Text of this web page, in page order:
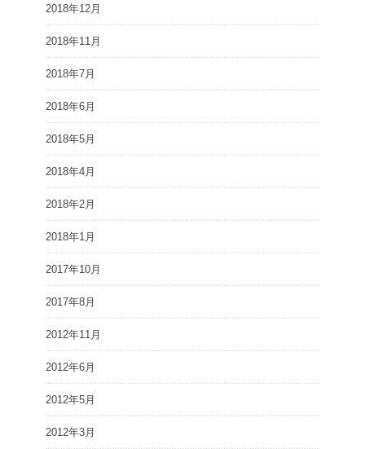
2018年12月
2018年11月
2018年7月
2018年6月
2018年5月
2018年4月
2018年2月
2018年1月
2017年10月
2017年8月
2012年11月
2012年6月
2012年5月
2012年3月